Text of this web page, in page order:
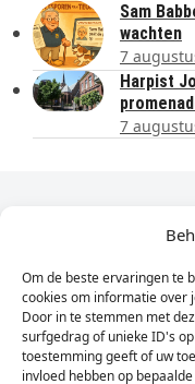
Om de beste ervaringen te
cookies om informatie over
Door in te stemmen met
surfgedrag of unieke ID's
toestemming geeft of uw
invloed hebben op
Sam
wachten
7
Harpist
7
Dagelijks het
Vul
hier
je
e-